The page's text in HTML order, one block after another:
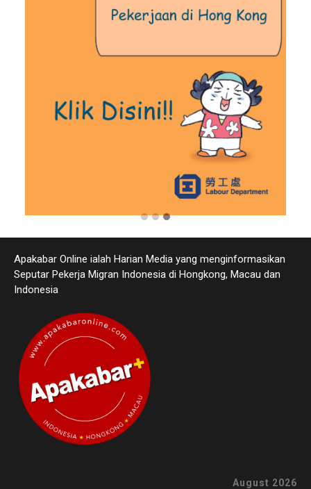
Apakabar Online ialah Harian Media yang menginformasikan
Seputar Pekerja Migran Indonesia di Hongkong, Macau dan
Indonesia
August 2026